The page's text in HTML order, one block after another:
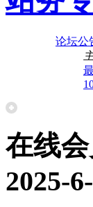
论坛公
在线
2025-